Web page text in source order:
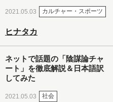
2021.05.03 カルチャー・スポーツ
ヒナタカ
ネットで話題の「陰謀論チャ
ート」を徹底解説＆日本語訳
してみた
2021.05.03 社会